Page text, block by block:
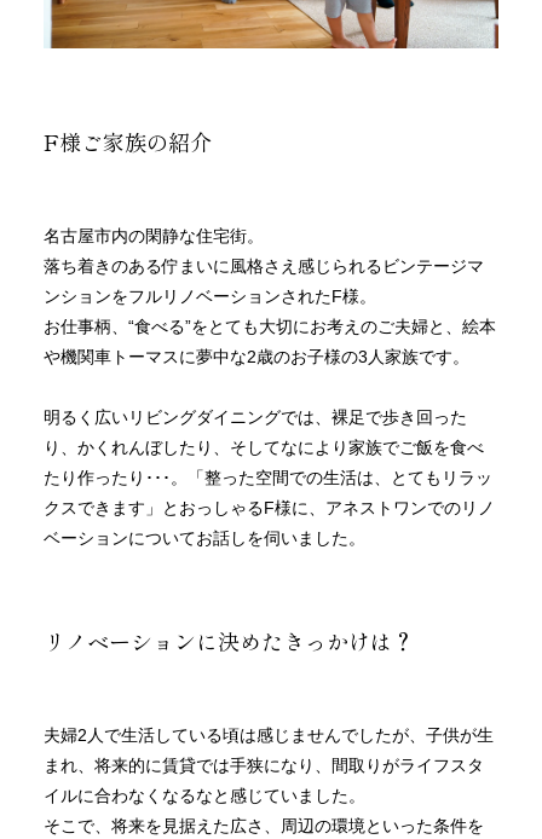
F様ご家族の紹介
名古屋市内の閑静な住宅街。
落ち着きのある佇まいに風格さえ感じられるビンテージマ
ンションをフルリノベーションされたF様。
お仕事柄、“食べる”をとても大切にお考えのご夫婦と、絵本
や機関車トーマスに夢中な2歳のお子様の3人家族です。
明るく広いリビングダイニングでは、裸足で歩き回った
り、かくれんぼしたり、そしてなにより家族でご飯を食べ
たり作ったり･･･。「整った空間での生活は、とてもリラッ
クスできます」とおっしゃるF様に、アネストワンでのリノ
ベーションについてお話しを伺いました。
リノベーションに決めたきっかけは？
夫婦2人で生活している頃は感じませんでしたが、子供が生
まれ、将来的に賃貸では手狭になり、間取りがライフスタ
イルに合わなくなるなと感じていました。
そこで、将来を見据えた広さ、周辺の環境といった条件を